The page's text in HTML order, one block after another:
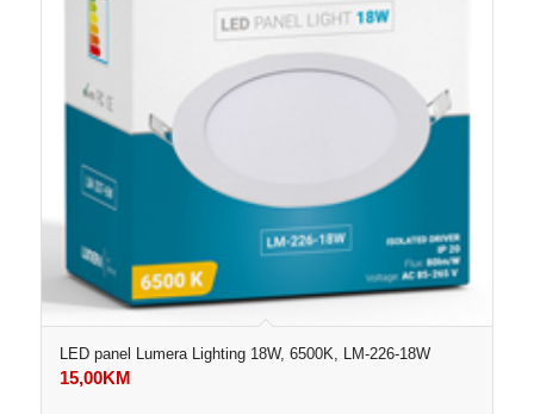
LED panel Lumera Lighting 18W, 6500K, LM-226-18W
15,00KM